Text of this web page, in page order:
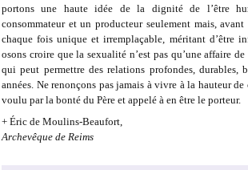
portons une haute idée de la dignité de l’être
consommateur et un producteur seulement mais,
chaque fois unique et irremplaçable, méritant d’être
osons croire que la sexualité n’est pas qu’une affaire
qui peut permettre des relations profondes, durables,
années. Ne renonçons pas jamais à vivre à la hauteur de
voulu par la bonté du Père et appelé à en être le porteur.
+ Éric de Moulins-Beaufort,
Archevêque de Reims